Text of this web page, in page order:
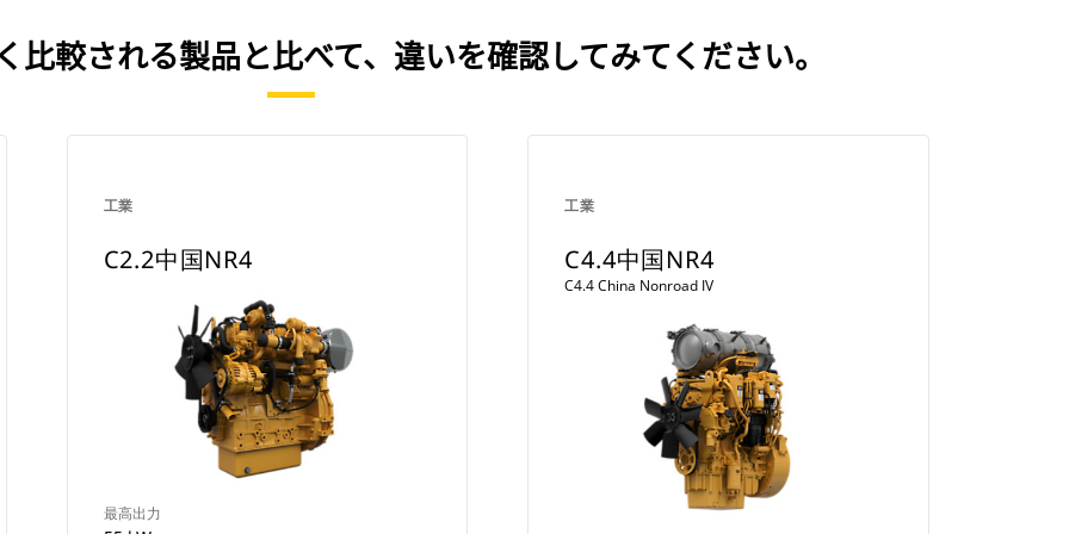
比較される製品と比べて、違いを確認してみてください。
工業
C2.2中国NR4
最高出力
工業
C4.4中国NR4
C4.4 China Nonroad IV